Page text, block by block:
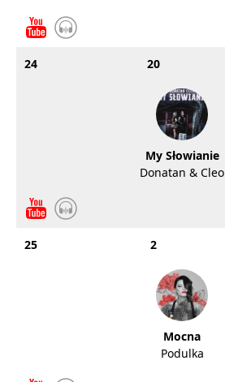
24 20
My Słowianie
Donatan & Cleo
25 2
Mocna
Podulka